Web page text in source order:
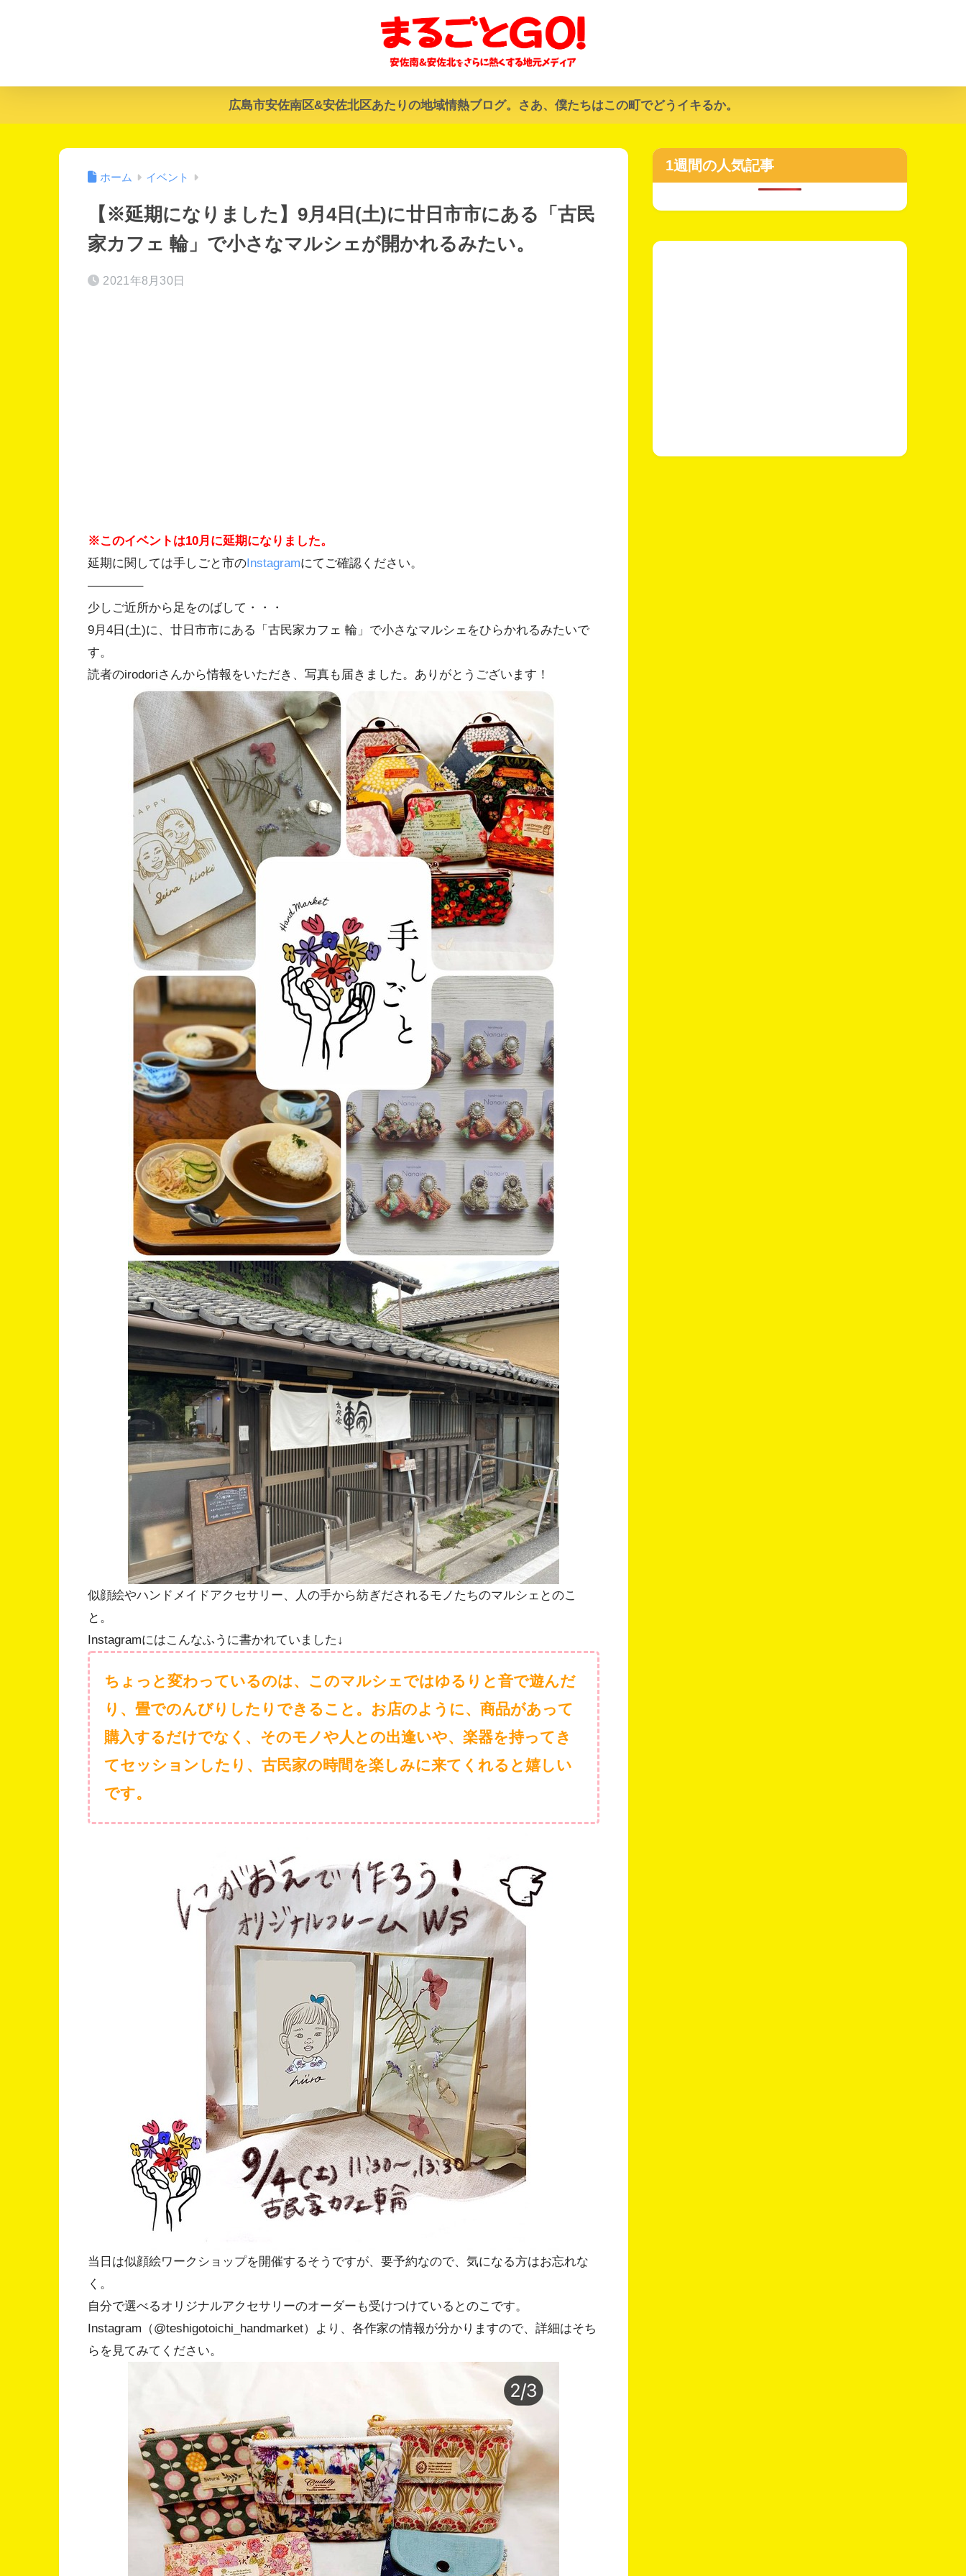
広島市安佐南区&安佐北区あたりの地域情熱ブログ。さあ、僕たちはこの町でどうイキるか。
ホーム イベント
【※延期になりました】9月4日(土)に廿日市市にある「古民
家カフェ 輪」で小さなマルシェが開かれるみたい。
2021年8月30日
※このイベントは10月に延期になりました。
延期に関しては手しごと市のInstagramにてご確認ください。
————–
少しご近所から足をのばして・・・
9月4日(土)に、廿日市市にある「古民家カフェ 輪」で小さなマルシェをひらかれるみたいで
す。
読者のirodoriさんから情報をいただき、写真も届きました。ありがとうございます！
似顔絵やハンドメイドアクセサリー、人の手から紡ぎだされるモノたちのマルシェとのこ
と。
Instagramにはこんなふうに書かれていました↓
ちょっと変わっているのは、このマルシェではゆるりと音で遊んだ
り、畳でのんびりしたりできること。お店のように、商品があって
購入するだけでなく、そのモノや人との出逢いや、楽器を持ってき
てセッションしたり、古民家の時間を楽しみに来てくれると嬉しい
です。
当日は似顔絵ワークショップを開催するそうですが、要予約なので、気になる方はお忘れな
く。
自分で選べるオリジナルアクセサリーのオーダーも受けつけているとのこです。
Instagram（@teshigotoichi_handmarket）より、各作家の情報が分かりますので、詳細はそち
らを見てみてください。
1週間の人気記事